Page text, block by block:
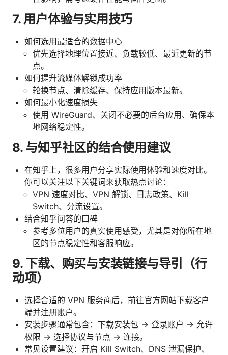
7. 用户体验与实用技巧
如何选用最适合的数据中心
优先选择地理位置接近、负载较低、最近更新的节
点。
如何提升流媒体解锁成功率
轮换节点、清除缓存、保持应用版本最新。
如何最小化速度损失
使用 WireGuard、关闭不必要的后台应用、确保本
地网络稳定性。
8. 与知乎社区的结合使用建议
在知乎上，很多用户分享实际使用体验和速度对比。
你可以关注以下关键词来获取热点讨论：
VPN 速度对比、VPN 解锁、日志政策、Kill
Switch、分流设置。
结合知乎问答的口碑
参考多位用户的真实使用感受，尤其是对你所在地
区的节点稳定性和客服响应。
9. 下载、购买与安装链接与导引（行
动项）
选择合适的 VPN 服务商后，前往官方网站下载客户
端并注册账户。
安装步骤通常包含：下载安装包 → 登录账户 → 允许
权限 → 选择协议与节点 → 连接。
常见设置建议：开启 Kill Switch、DNS 泄漏保护、